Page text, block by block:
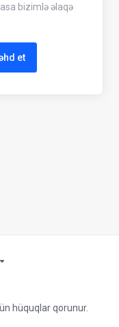
bizimlə əlaqə
et
hüquqlar qorunur.